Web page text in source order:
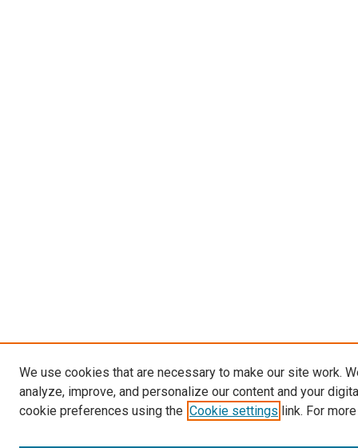
We use cookies that are necessary to make our site work.
analyze, improve, and personalize our content and your
cookie preferences using the Cookie settings link. For